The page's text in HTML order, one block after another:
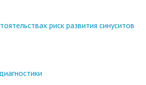
риск развития синуситов